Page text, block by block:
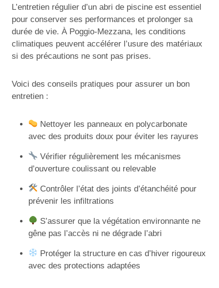
L’entretien régulier d’un abri de piscine est essentiel
pour conserver ses performances et prolonger sa
durée de vie. À Poggio-Mezzana, les conditions
climatiques peuvent accélérer l’usure des matériaux
si des précautions ne sont pas prises.
Voici des conseils pratiques pour assurer un bon
entretien :
Nettoyer les panneaux en polycarbonate
avec des produits doux pour éviter les rayures
Vérifier régulièrement les mécanismes
d’ouverture coulissant ou relevable
Contrôler l’état des joints d’étanchéité pour
prévenir les infiltrations
S’assurer que la végétation environnante ne
gêne pas l’accès ni ne dégrade l’abri
Protéger la structure en cas d’hiver rigoureux
avec des protections adaptées